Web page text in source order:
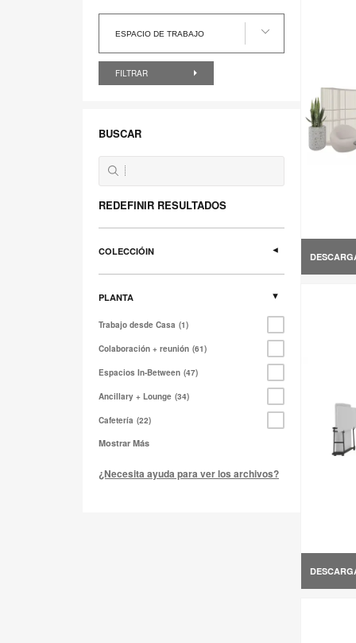
ESPACIO DE TRABAJO
industria
FILTRAR
BUSCAR
REDEFINIR RESULTADOS
COLECCIÓIN
PLANTA
Trabajo desde Casa 1
Colaboración + reunión 61
Espacios In-Between 47
Ancillary + Lounge 34
Cafetería 22
Mostrar Más
¿Necesita ayuda para ver los archivos?